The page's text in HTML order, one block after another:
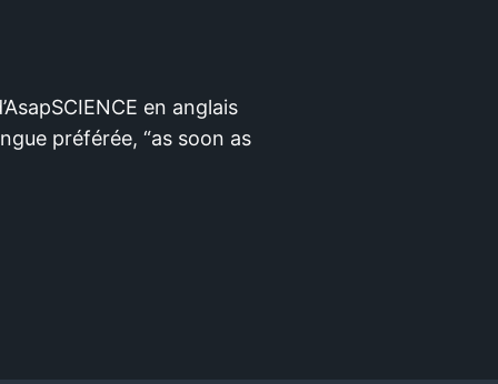
en anglais
préférée, “as soon as